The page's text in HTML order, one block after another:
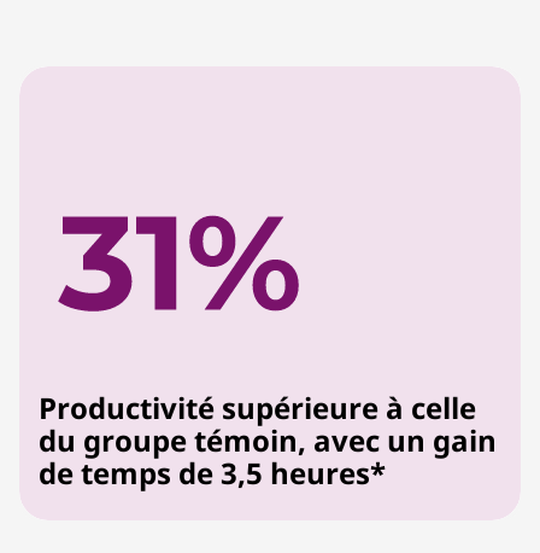
Productivité supérieure à celle
du groupe témoin, avec un gain
de temps de 3,5 heures*